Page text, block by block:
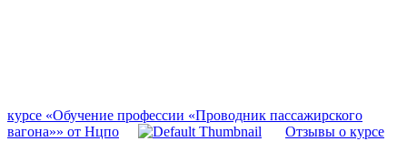
курсе «Обучение профессии «Проводник пассажирского
вагона»» от Нцпо
Отзывы о курсе